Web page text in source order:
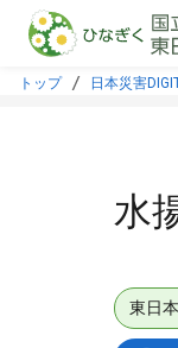
本文に飛ぶ
トップ 日本災害
水
東日